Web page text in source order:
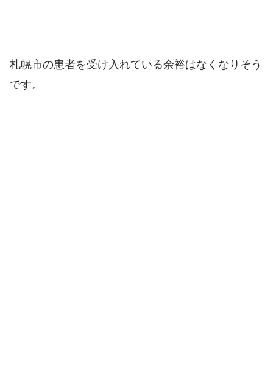
札幌市の患者を受け入れている余裕はなくなりそう
です。